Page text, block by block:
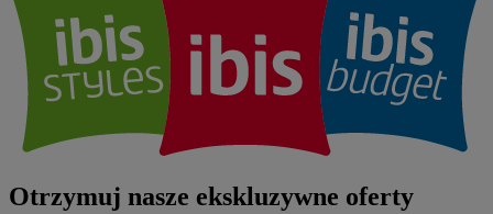
Otrzymuj nasze ekskluzywne oferty